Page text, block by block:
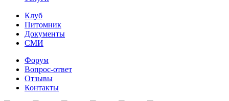
Клуб
Питомник
Документы
СМИ
Форум
Вопрос-ответ
Отзывы
Контакты